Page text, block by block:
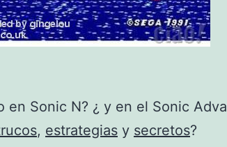
en Sonic N? ¿ y en el Sonic
, estrategias y secretos?